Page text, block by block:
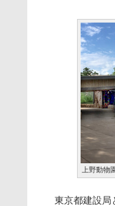
上野動物
東京都建設局